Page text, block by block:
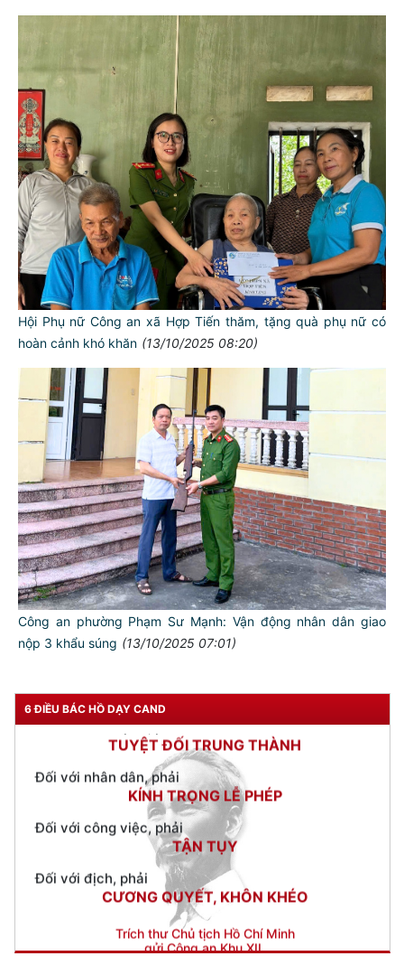
Hội Phụ nữ Công an xã Hợp Tiến thăm, tặng quà phụ nữ có
hoàn cảnh khó khăn (13/10/2025 08:20)
Công an phường Phạm Sư Mạnh: Vận động nhân dân giao
nộp 3 khẩu súng (13/10/2025 07:01)
6 ĐIỀU BÁC HỒ DẠY CAND
TƯ CÁCH
NGƯỜI CÔNG AN CÁCH MỆNH LÀ:
Đối với tự mình, phải
CẦN, KIỆM, LIÊM, CHÍNH
Đối với đồng sự, phải
THÂN ÁI GIÚP ĐỠ
Đối với chính phủ, phải
Đối với nhân dân, phải
KÍNH TRỌNG LỄ PHÉP
Đối với công việc, phải
TẬN TỤY
Đối với địch, phải
CƯƠNG QUYẾT, KHÔN KHÉO
Trích thư Chủ tịch Hồ Chí Minh
gửi Công an Khu XII,
ngày 11 tháng 3 năm 1948.